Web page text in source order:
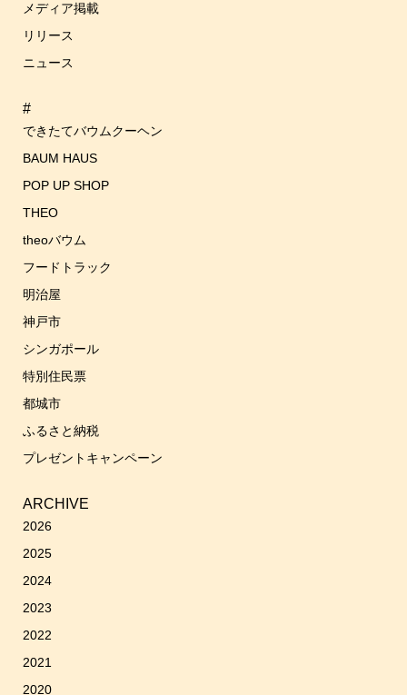
シ
ョ
ン
メディア掲載
リリース
ニュース
#
できたてバウムクーヘン
BAUM HAUS
POP UP SHOP
THEO
theoバウム
フードトラック
明治屋
神戸市
シンガポール
特別住民票
都城市
ふるさと納税
プレゼントキャンペーン
ARCHIVE
2026
2025
2024
2023
2022
2021
2020